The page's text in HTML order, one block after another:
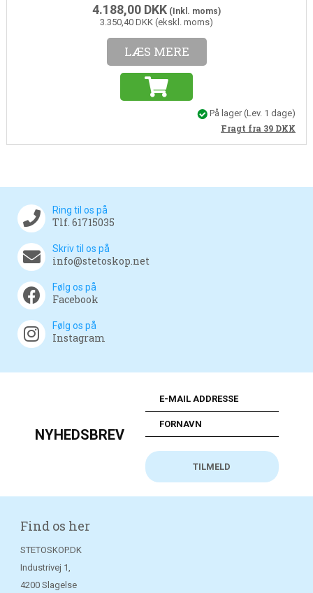
4.188,00 DKK (Inkl. moms)
3.350,40 DKK (ekskl. moms)
LÆS MERE
På lager(Lev. 1 dage)
Fragt fra 39 DKK
Ring til os på
Tlf. 61715035
Skriv til os på
info@stetoskop.net
Følg os på
Facebook
Følg os på
Instagram
NYHEDSBREV
Find os her
STETOSKOP.DK
Industrivej 1,
4200 Slagelse